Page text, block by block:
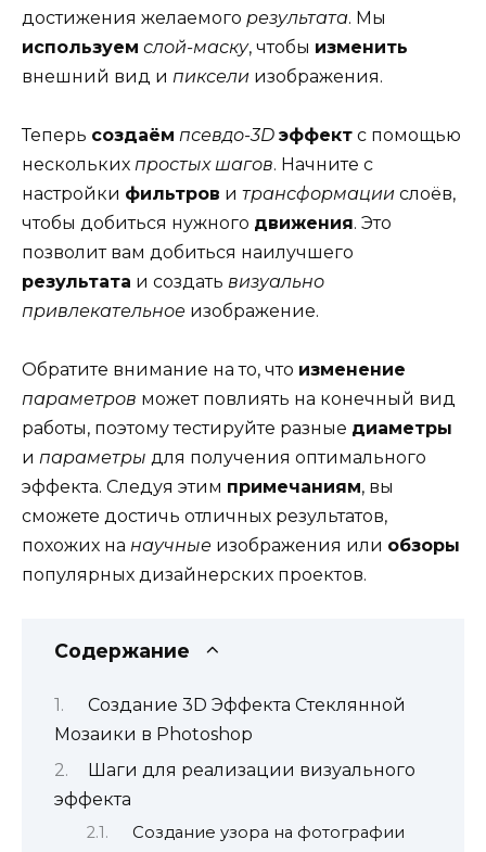
достижения желаемого результата. Мы
используем слой-маску, чтобы изменить
внешний вид и пиксели изображения.
Теперь создаём псевдо-3D эффект с помощью
нескольких простых шагов. Начните с
настройки фильтров и трансформации слоёв,
чтобы добиться нужного движения. Это
позволит вам добиться наилучшего
результата и создать визуально
привлекательное изображение.
Обратите внимание на то, что изменение
параметров может повлиять на конечный вид
работы, поэтому тестируйте разные диаметры
и параметры для получения оптимального
эффекта. Следуя этим примечаниям, вы
сможете достичь отличных результатов,
похожих на научные изображения или обзоры
популярных дизайнерских проектов.
Содержание
Создание 3D Эффекта Стеклянной
Мозаики в Photoshop
Шаги для реализации визуального
эффекта
Создание узора на фотографии